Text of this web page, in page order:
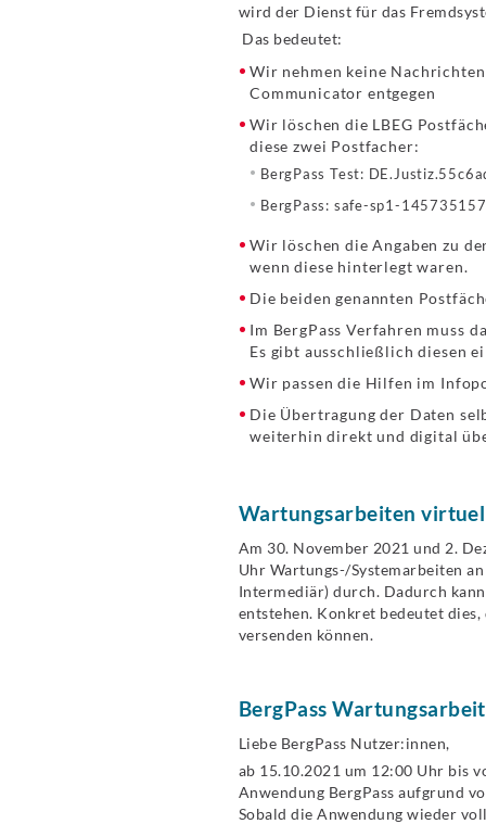
wird der Dienst für das
Das bedeutet:
Wir nehmen keine
Communicator entgegen
Wir löschen die LBEG
diese zwei Postfacher:
BergPass Test:
BergPass: safe-sp1-
Wir löschen die Angaben zu
wenn diese hinterlegt waren.
Die beiden genannten
Im BergPass Verfahren muss
Es gibt ausschließlich diesen
Wir passen die Hilfen im
Die Übertragung der Daten
weiterhin direkt und digital
Wartungsarbeiten
Am 30. November 2021 und 2.
Uhr Wartungs-/Systemarbeiten
Intermediär) durch. Dadurch
entstehen. Konkret bedeutet
versenden können.
BergPass
Liebe BergPass Nutzer:innen,
ab 15.10.2021 um 12:00 Uhr bis
Anwendung BergPass aufgrund
Sobald die Anwendung wieder